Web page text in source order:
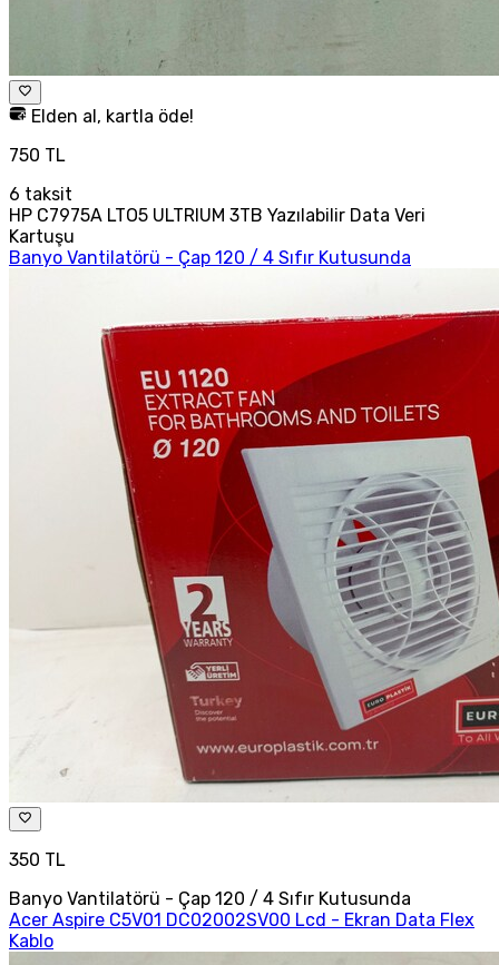
Elden al, kartla öde!
750 TL
6 taksit
HP C7975A LTO5 ULTRIUM 3TB Yazılabilir Data Veri
Kartuşu
Banyo Vantilatörü - Çap 120 / 4 Sıfır Kutusunda
350 TL
Banyo Vantilatörü - Çap 120 / 4 Sıfır Kutusunda
Acer Aspire C5V01 DC02002SV00 Lcd - Ekran Data Flex
Kablo